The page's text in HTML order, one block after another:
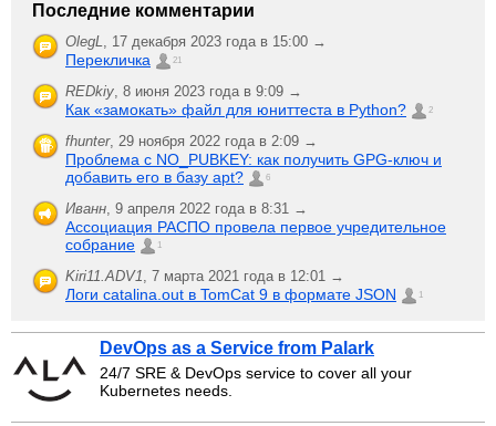
Последние комментарии
OlegL, 17 декабря 2023 года в 15:00 →
Перекличка 21
REDkiy, 8 июня 2023 года в 9:09 →
Как «замокать» файл для юниттеста в Python? 2
fhunter, 29 ноября 2022 года в 2:09 →
Проблема с NO_PUBKEY: как получить GPG-ключ и
добавить его в базу apt?
6
Иванн, 9 апреля 2022 года в 8:31 →
Ассоциация РАСПО провела первое учредительное
собрание
1
Kiri11.ADV1, 7 марта 2021 года в 12:01 →
Логи catalina.out в TomCat 9 в формате JSON 1
DevOps as a Service from Palark
24/7 SRE & DevOps service to cover all your
Kubernetes needs.